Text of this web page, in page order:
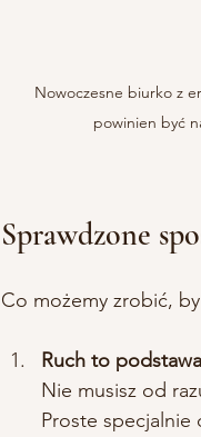
Nowoczesne biurko z
powinien być
Sprawdzone
Co możemy zrobić,
Ruch to podstawa
Nie musisz od
Proste specjalnie